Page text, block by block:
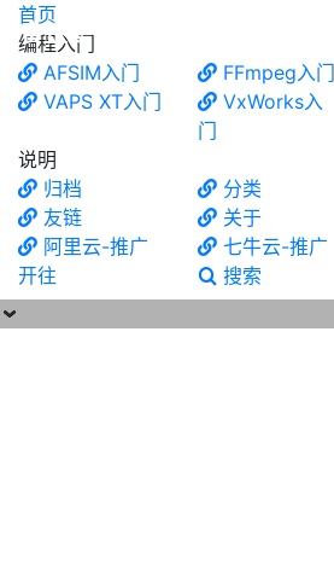
食铁兽
首页
编程入门
AFSIM入门
FFmpeg入门
VAPS XT入门
VxWorks入
门
说明
归档
分类
友链
关于
阿里云-推广
七牛云-推广
开往
搜索